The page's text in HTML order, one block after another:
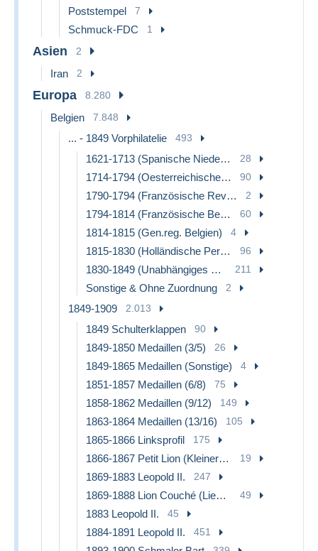
Poststempel 7
Schmuck-FDC 1
Asien 2
Iran 2
Europa 8.280
Belgien 7.848
... - 1849 Vorphilatelie 493
1621-1713 (Spanische Niederlande) 28
1714-1794 (Oesterreichische Niederlande) 90
1790-1794 (Französische Revolution) 2
1794-1814 (Französische Besatzung) 60
1814-1815 (Gen.reg. Belgien) 4
1815-1830 (Holländische Periode) 96
1830-1849 (Unabhängiges Belgien) 211
Sonstige & Ohne Zuordnung 2
1849-1909 2.013
1849 Schulterklappen 90
1849-1850 Medaillen (3/5) 26
1849-1865 Medaillen (Sonstige) 4
1851-1857 Medaillen (6/8) 75
1858-1862 Medaillen (9/12) 149
1863-1864 Medaillen (13/16) 105
1865-1866 Linksprofil 175
1866-1867 Petit Lion (Kleiner Löwe) 19
1869-1883 Leopold II. 247
1869-1888 Lion Couché (Liegender Löwe) 49
1883 Leopold II. 45
1884-1891 Leopold II. 451